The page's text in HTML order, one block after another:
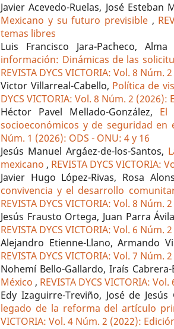
Javier Acevedo-Ruelas, José
Mexicano y su futuro previsible ,
temas libres
Luis Francisco Jara-Pacheco, Alma
información: Dinámicas de las
REVISTA DYCS VICTORIA: Vol. 8
Victor Villarreal-Cabello, Política de
DYCS VICTORIA: Vol. 8 Núm. 2
Héctor Pavel Mellado-González, El
socioeconómicos y de seguridad en
Núm. 1 (2026): ODS - ONU: 4 y 16
Jesús Manuel Argáez-de-los-Santos,
mexicano , REVISTA DYCS VICTORIA:
Javier Hugo López-Rivas, Rosa
convivencia y el desarrollo
REVISTA DYCS VICTORIA: Vol. 8
Jesús Frausto Ortega, Juan Parra
REVISTA DYCS VICTORIA: Vol. 6
Alejandro Etienne-Llano, Armando
REVISTA DYCS VICTORIA: Vol. 7
Nohemí Bello-Gallardo, Iraís
México , REVISTA DYCS VICTORIA:
Edy Izaguirre-Treviño, José de
legado de la reforma del artículo
VICTORIA: Vol. 4 Núm. 2 (2022):